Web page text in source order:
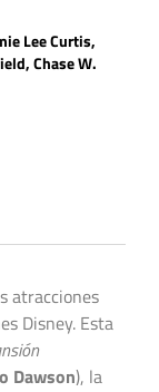
Lee Curtis,
Chase W.
atracciones
Disney. Esta
Dawson), la